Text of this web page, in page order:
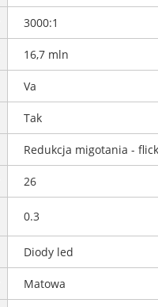
3000:1
16,7 mln
Va
Tak
Redukcja migotania -
26
0.3
Diody led
Matowa